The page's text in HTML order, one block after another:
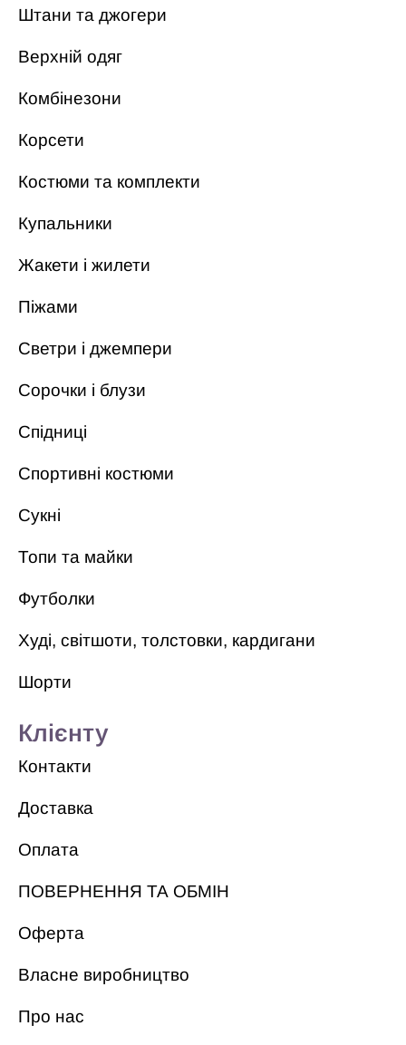
Штани та джогери
Верхній одяг
Комбінезони
Корсети
Костюми та комплекти
Купальники
Жакети і жилети
Піжами
Светри і джемпери
Сорочки і блузи
Спідниці
Спортивні костюми
Сукні
Топи та майки
Футболки
Худі, світшоти, толстовки, кардигани
Шорти
Клієнту
Контакти
Доставка
Оплата
ПОВЕРНЕННЯ ТА ОБМІН
Оферта
Власне виробництво
Про нас